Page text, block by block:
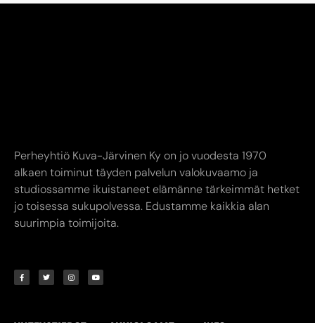
Kuva-Järvinen KY
Annankatu